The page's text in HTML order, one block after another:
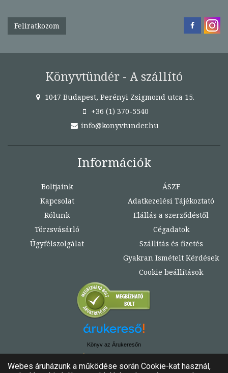
Feliratkozom
Könyvtündér - A szállító
1047 Budapest, Perényi Zsigmond utca 15.
+36 (1) 370-5540
info@konyvtunder.hu
Információk
Boltjaink
Kapcsolat
Rólunk
Törzsvásárló
Ügyfélszolgálat
ÁSZF
Adatkezelési Tájékoztató
Elállás a szerződéstől
Cégadatok
Szállítás és fizetés
Gyakran Ismételt Kérdések
Cookie beállítások
Könyv az Árukeresőn